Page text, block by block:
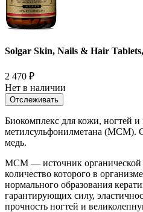
Solgar Skin, Nails & Hair
2 470 ₽
Нет в наличии
Отслеживать
Биокомплекс для кожи, ногтей и
метилсульфонилметана (МСМ).
медь.
МСМ — источник органической
количество которого в
нормального образования
гарантирующих силу,
прочность ногтей и